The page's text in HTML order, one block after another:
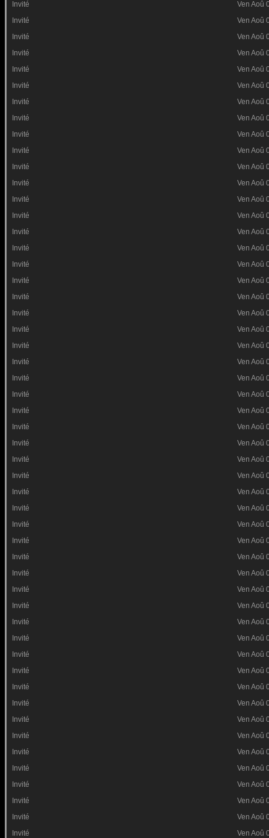
Invité
Ven Aoû
Invité
Ven Aoû
Invité
Ven Aoû
Invité
Ven Aoû
Invité
Ven Aoû
Invité
Ven Aoû
Invité
Ven Aoû
Invité
Ven Aoû
Invité
Ven Aoû
Invité
Ven Aoû
Invité
Ven Aoû
Invité
Ven Aoû
Invité
Ven Aoû
Invité
Ven Aoû
Invité
Ven Aoû
Invité
Ven Aoû
Invité
Ven Aoû
Invité
Ven Aoû
Invité
Ven Aoû
Invité
Ven Aoû
Invité
Ven Aoû
Invité
Ven Aoû
Invité
Ven Aoû
Invité
Ven Aoû
Invité
Ven Aoû
Invité
Ven Aoû
Invité
Ven Aoû
Invité
Ven Aoû
Invité
Ven Aoû
Invité
Ven Aoû
Invité
Ven Aoû
Invité
Ven Aoû
Invité
Ven Aoû
Invité
Ven Aoû
Invité
Ven Aoû
Invité
Ven Aoû
Invité
Ven Aoû
Invité
Ven Aoû
Invité
Ven Aoû
Invité
Ven Aoû
Invité
Ven Aoû
Invité
Ven Aoû
Invité
Ven Aoû
Invité
Ven Aoû
Invité
Ven Aoû
Invité
Ven Aoû
Invité
Ven Aoû
Invité
Ven Aoû
Invité
Ven Aoû
Invité
Ven Aoû
Invité
Ven Aoû
Invité
Ven Aoû